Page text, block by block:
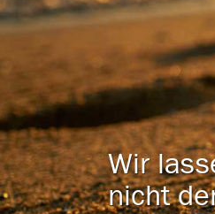
Wir
nicht